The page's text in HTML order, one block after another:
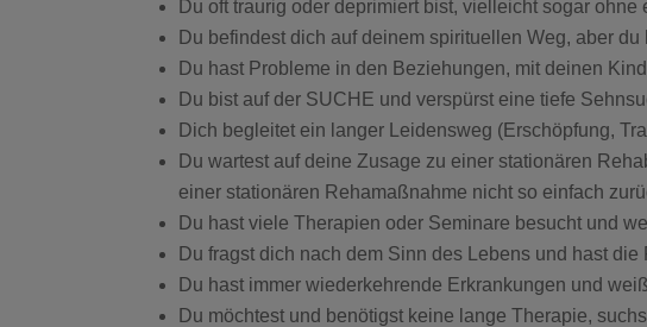
Du oft traurig oder deprimiert bist, vielleicht sogar ohne
Du befindest dich auf deinem spirituellen Weg, aber
Du hast Probleme in den Beziehungen, mit deinen
Du bist auf der SUCHE und verspürst eine tiefe
Dich begleitet ein langer Leidensweg (Erschöpfung,
Du wartest auf deine Zusage zu einer stationären
einer stationären Rehamaßnahme nicht so einfach
Du hast viele Therapien oder Seminare besucht und
Du fragst dich nach dem Sinn des Lebens und hast
Du hast immer wiederkehrende Erkrankungen und
Du möchtest und benötigst keine lange Therapie,